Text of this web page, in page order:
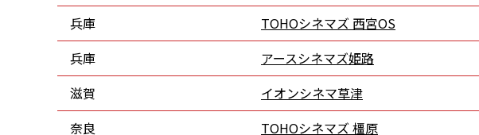
兵庫
TOHOシネマズ 西宮OS
兵庫
アースシネマズ姫路
滋賀
イオンシネマ草津
奈良
TOHOシネマズ 橿原